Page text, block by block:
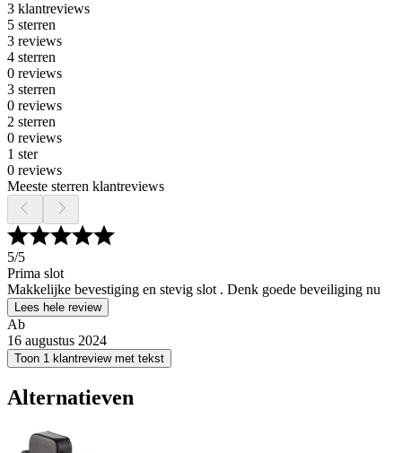
3 klantreviews
5 sterren
3 reviews
4 sterren
0 reviews
3 sterren
0 reviews
2 sterren
0 reviews
1 ster
0 reviews
Meeste sterren klantreviews
5/5
Prima slot
Makkelijke bevestiging en stevig slot . Denk goede beveiliging nu
Lees hele review
Ab
16 augustus 2024
Toon 1 klantreview met tekst
Alternatieven